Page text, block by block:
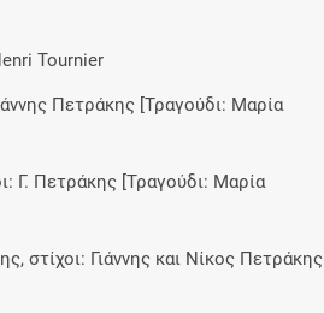
Tournier
Πετράκης [Τραγούδι: Μαρία
Γ. Πετράκης [Τραγούδι: Μαρία
στίχοι: Γιάννης και Νίκος Πετράκης